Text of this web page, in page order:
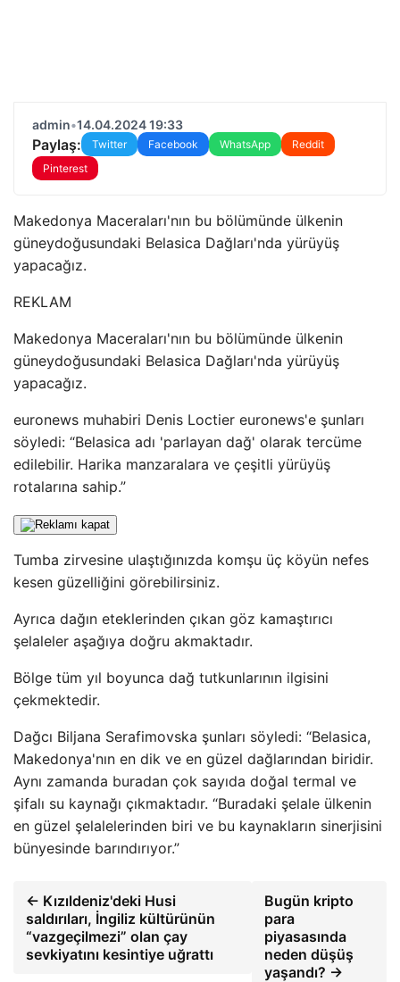
admin•14.04.2024 19:33
Paylaş: Twitter Facebook WhatsApp
Reddit
Pinterest
Makedonya Maceraları'nın bu bölümünde ülkenin
güneydoğusundaki Belasica Dağları'nda yürüyüş
yapacağız.
REKLAM
Makedonya Maceraları'nın bu bölümünde ülkenin
güneydoğusundaki Belasica Dağları'nda yürüyüş
yapacağız.
euronews muhabiri Denis Loctier euronews'e şunları
söyledi: “Belasica adı 'parlayan dağ' olarak tercüme
edilebilir. Harika manzaralara ve çeşitli yürüyüş
rotalarına sahip.”
Tumba zirvesine ulaştığınızda komşu üç köyün nefes
kesen güzelliğini görebilirsiniz.
Ayrıca dağın eteklerinden çıkan göz kamaştırıcı
şelaleler aşağıya doğru akmaktadır.
Bölge tüm yıl boyunca dağ tutkunlarının ilgisini
çekmektedir.
Dağcı Biljana Serafimovska şunları söyledi: “Belasica,
Makedonya'nın en dik ve en güzel dağlarından biridir.
Aynı zamanda buradan çok sayıda doğal termal ve
şifalı su kaynağı çıkmaktadır. “Buradaki şelale ülkenin
en güzel şelalelerinden biri ve bu kaynakların sinerjisini
bünyesinde barındırıyor.”
← Kızıldeniz'deki Husi
saldırıları, İngiliz kültürünün
“vazgeçilmezi” olan çay
sevkiyatını kesintiye uğrattı
Bugün kripto
para
piyasasında
neden düşüş
yaşandı? →